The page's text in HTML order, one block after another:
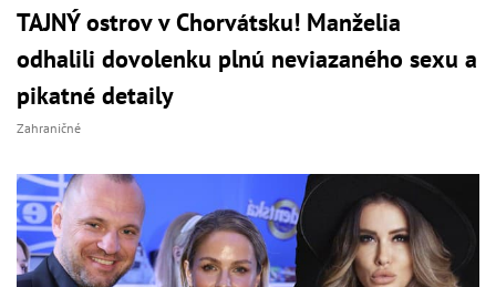
TAJNÝ ostrov v Chorvátsku! Manželia
odhalili dovolenku plnú neviazaného sexu a
pikatné detaily
Zahraničné